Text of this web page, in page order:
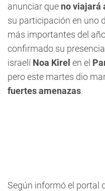
anunciar que no viajará
su participación en uno
más importantes del
confirmado su
israelí Noa Kirel en el
pero este martes dio
fuertes amenazas.
Según informó el portal